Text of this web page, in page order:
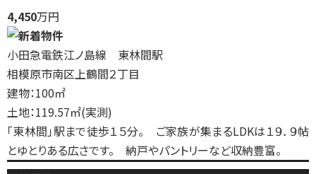
4,450万円
小田急電鉄江ノ島線 東林間駅
相模原市南区上鶴間２丁目
建物：100㎡
土地：119.57㎡(実測)
「東林間」駅まで徒歩１５分。 ご家族が集まるLDKは１９．９帖
とゆとりある広さです。 納戸やパントリーなど収納豊富。